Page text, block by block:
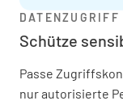
Schütze
Passe
nur autorisierte